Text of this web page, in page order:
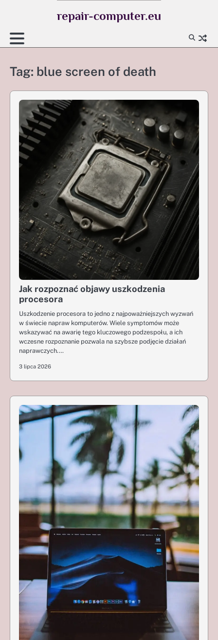
repair-computer.eu
Tag: blue screen of death
Jak rozpoznać objawy uszkodzenia
procesora
Uszkodzenie procesora to jedno z najpoważniejszych wyzwań
w świecie napraw komputerów. Wiele symptomów może
wskazywać na awarię tego kluczowego podzespołu, a ich
wczesne rozpoznanie pozwala na szybsze podjęcie działań
naprawczych.…
3 lipca 2026